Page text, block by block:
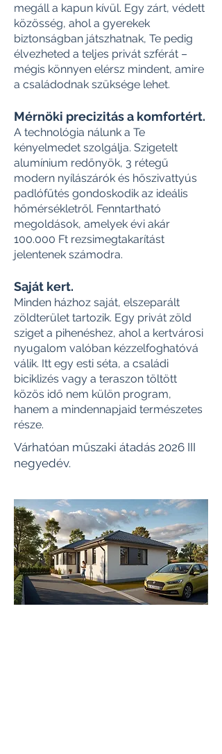
megáll a kapun kívül. Egy zárt, védett
közösség, ahol a gyerekek
biztonságban játszhatnak, Te pedig
élvezheted a teljes privát szférát –
mégis könnyen elérsz mindent, amire
a családodnak szüksége lehet.
Mérnöki precizitás a komfortért.
A technológia nálunk a Te
kényelmedet szolgálja. Szigetelt
alumínium redőnyök, 3 rétegű
modern nyílászárók és hőszivattyús
padlófűtés gondoskodik az ideális
hőmérsékletről. Fenntartható
megoldások, amelyek évi akár
100.000 Ft rezsimegtakarítást
jelentenek számodra.
Saját kert.
Minden házhoz saját, elszeparált
zöldterület tartozik. Egy privát zöld
sziget a pihenéshez, ahol a kertvárosi
nyugalom valóban kézzelfoghatóvá
válik. Itt egy esti séta, a családi
biciklizés vagy a teraszon töltött
közös idő nem külön program,
hanem a mindennapjaid természetes
része.
Várhatóan műszaki átadás 2026 III
negyedév.